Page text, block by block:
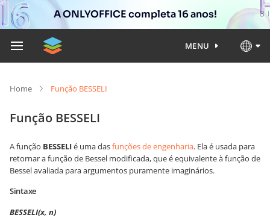
A ONLYOFFICE completa 16 anos!
MENU
Home Função BESSELI
Função BESSELI
A função BESSELIé uma dasfunções de engenharia. Ela é usada para
retornar a função de Bessel modificada, que é equivalente à função de
Bessel avaliada para argumentos puramente imaginários.
Sintaxe
BESSELI(x, n)